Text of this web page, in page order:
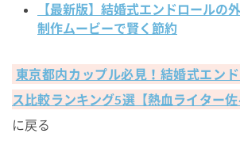
【最新版】結婚式エンドロールの
制作ムービーで賢く節約
東京都内カップル必見！結婚式エン
ス比較ランキング5選【熱血ライター佐
に戻る